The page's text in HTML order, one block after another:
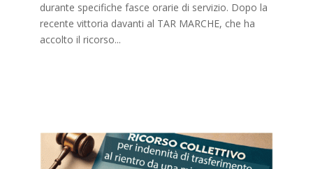
durante specifiche fasce orarie di servizio. Dopo la
recente vittoria davanti al TAR MARCHE, che ha
accolto il ricorso...